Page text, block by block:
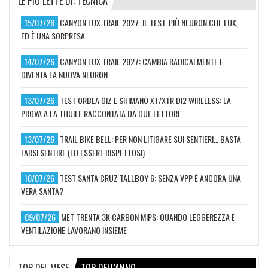
15/07/26 CANYON LUX TRAIL 2027: IL TEST. PIÙ NEURON CHE LUX,
ED È UNA SORPRESA
14/07/26 CANYON LUX TRAIL 2027: CAMBIA RADICALMENTE E
DIVENTA LA NUOVA NEURON
13/07/26 TEST ORBEA OIZ E SHIMANO XT/XTR DI2 WIRELESS: LA
PROVA A LA THUILE RACCONTATA DA DUE LETTORI
13/07/26 TRAIL BIKE BELL: PER NON LITIGARE SUI SENTIERI… BASTA
FARSI SENTIRE (ED ESSERE RISPETTOSI)
10/07/26 TEST SANTA CRUZ TALLBOY 6: SENZA VPP È ANCORA UNA
VERA SANTA?
09/07/26 MET TRENTA 3K CARBON MIPS: QUANDO LEGGEREZZA E
VENTILAZIONE LAVORANO INSIEME